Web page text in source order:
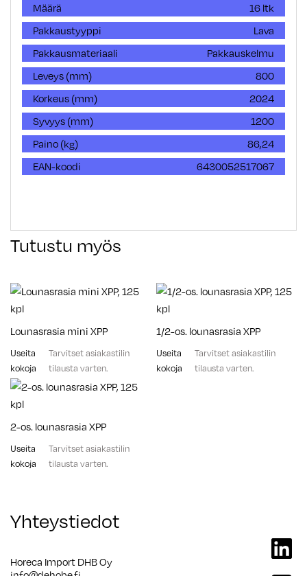
Määrä
16 ltk
Pakkaustyyppi
Lava
Pakkausmateriaali
Pakkauskelmu
Leveys (mm)
800
Korkeus (mm)
2024
Syvyys (mm)
1200
Paino (kg)
86,24
EAN-koodi
6430052517067
Tutustu myös
Lounasrasia mini XPP
Useita
kokoja
Tarvitset asiakastilin
tilausta varten.
1/2-os. lounasrasia XPP
Useita
kokoja
Tarvitset asiakastilin
tilausta varten.
2-os. lounasrasia XPP
Useita
kokoja
Tarvitset asiakastilin
tilausta varten.
Yhteystiedot
Horeca Import DHB Oy
linkedin